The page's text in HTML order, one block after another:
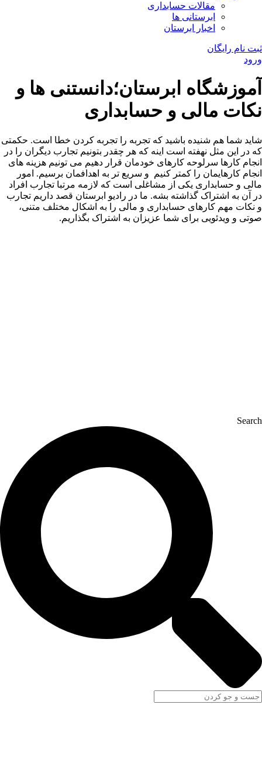
مقالات حسابداری
ابرستانی ها
اخبار ابرستان
ثبت نام رایگان
ورود
آموزشگاه ابرستان؛دانستنی ها و
نکات مالی و حسابداری
شاید شما هم شنیده باشید که تجربه را تجربه کردن خطا است. حکمتی
که در این مثل نهفته است اینه که هر چقدر بتونیم تجارب دیگران را در
انجام کارها سرلوحه کارهای خودمان قرار دهیم می تونیم هزینه های
انجام کارهایمان را کمتر کنیم و سریع تر به اهدافمان برسیم. امور
مالی و حسابداری یکی از مشاغلی است که لازمه مرتبا تجارب افراد
در آن به اشتراک گذاشته بشه. ما در رادیو ابرستان قصد داریم تجارب
و نکات مهم کارهای حسابداری و مالی را به اشکال مختلف متنی،
صوتی و ویدئویی برای شما عزیزان به اشتراک بگذاریم.
Search